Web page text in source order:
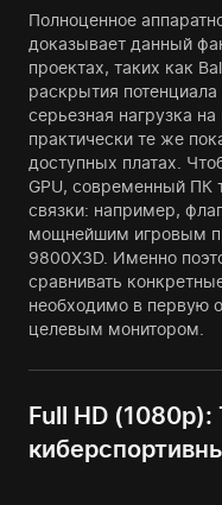
Полноценное
доказывает данный
проектах, таких как
раскрытия
серьезная нагрузка
практически те же
доступных платах.
GPU, современный ПК
связки: например,
мощнейшим игровым
9800X3D. Именно
сравнивать
необходимо в первую
целевым монитором.
Full HD (1080p):